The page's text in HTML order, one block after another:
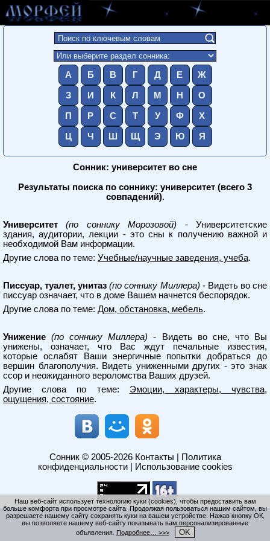
А Б В Г Д Е Ж
З И К Л М Н О
П Р С Т У Ф Х
Ц Ч Ш Щ Э Ю Я
Сонник: университет во сне
Результаты поиска по соннику: университет (всего 3
совпадений).
Университет (по соннику Морозовой) - Университетские
здания, аудитории, лекции - это сны к получению важной и
необходимой Вам информации.
Другие слова по теме: Учебные/научные заведения, учеба.
Писсуар, туалет, унитаз (по соннику Миллера) - Видеть во сне
писсуар означает, что в доме Вашем начнется беспорядок.
Другие слова по теме: Дом, обстановка, мебель.
Унижение (по соннику Миллера) - Видеть во сне, что Вы
унижены, означает, что Вас ждут печальные известия,
которые ослабят Ваши энергичные попытки добраться до
вершин благополучия. Видеть униженными других - это знак
ссор и неожиданного вероломства Ваших друзей.
Другие слова по теме: Эмоции, характеры, чувства,
ощущения, состояние.
Сонник© 2005-2026 Контакты
Политика
конфиденциальности| Использование cookies
Наш веб-сайт использует технологию куки (cookies), чтобы предоставить вам
больше комфорта при просмотре сайта. Продолжая пользоваться нашим сайтом, вы
разрешаете нашему сайту сохранять куки на вашем устройстве. Нажав кнопку ОК,
вы позволяете нашему веб-сайту показывать вам персонализированные
объявления. Подробнее… >>> OK